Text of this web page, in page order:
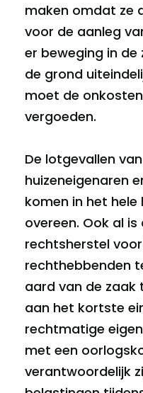
maken omdat ze
voor de aanleg
er beweging in de
de grond
moet de
vergoeden.
De lotgevallen
huizeneigenaren
komen in het hele
overeen. Ook al
rechtsherstel
rechthebbenden
aard van de zaak
aan het kortste
rechtmatige
met een
verantwoordelijk